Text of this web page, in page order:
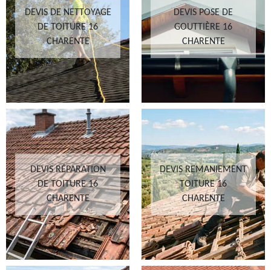
DEVIS DE NETTOYAGE
DE TOITURE 16
CHARENTE
DEVIS POSE DE
GOUTTIÈRE 16
CHARENTE
DEVIS RÉPARATION
DE TOITURE 16
CHARENTE
DEVIS REMANIEMENT
TOITURE 16
CHARENTE